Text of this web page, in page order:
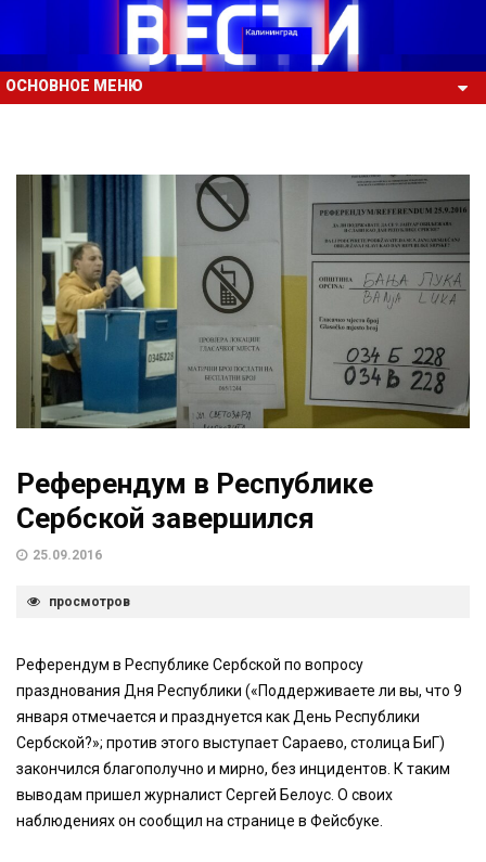
ОСНОВНОЕ МЕНЮ
Референдум в Республике
Сербской завершился
25.09.2016
просмотров
Референдум в Республике Сербской по вопросу
празднования Дня Республики («Поддерживаете ли вы, что 9
января отмечается и празднуется как День Республики
Сербской?»; против этого выступает Сараево, столица БиГ)
закончился благополучно и мирно, без инцидентов. К таким
выводам пришел журналист Сергей Белоус. О своих
наблюдениях он сообщил на странице в Фейсбуке.